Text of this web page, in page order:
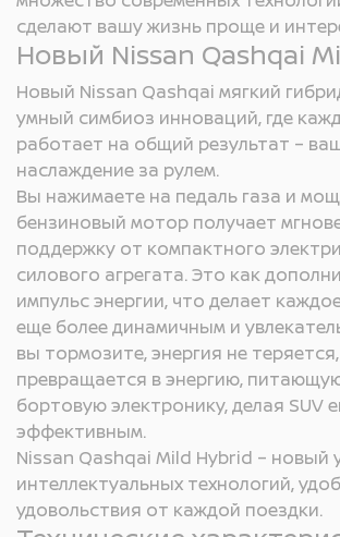
сделают вашу жизнь проще и
Новый Nissan Qashqai
Новый Nissan Qashqai мягкий
умный симбиоз инноваций, где
работает на общий результат –
наслаждение за рулем.
Вы нажимаете на педаль газа и
бензиновый мотор получает
поддержку от компактного
силового агрегата. Это как
импульс энергии, что делает
еще более динамичным и
вы тормозите, энергия не
превращается в энергию,
бортовую электронику, делая SUV
эффективным.
Nissan Qashqai Mild Hybrid – новый
интеллектуальных технологий,
удовольствия от каждой поездки.